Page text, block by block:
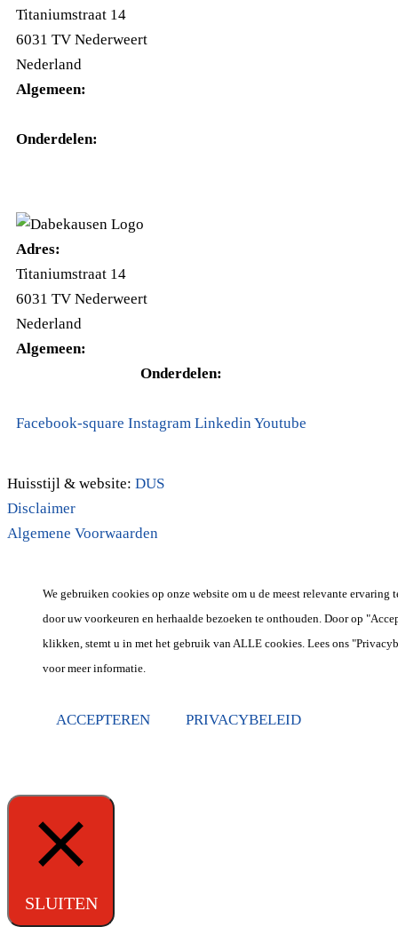
Titaniumstraat 14
6031 TV Nederweert
Nederland
Algemeen:
Onderdelen:
Adres:
Titaniumstraat 14
6031 TV Nederweert
Nederland
Algemeen:
Onderdelen:
Facebook-square Instagram Linkedin Youtube
Huisstijl & website: DUS
Disclaimer
Algemene Voorwaarden
We gebruiken cookies op onze website om u de meest relevante ervaring
door uw voorkeuren en herhaalde bezoeken te onthouden. Door op
klikken, stemt u in met het gebruik van ALLE cookies. Lees ons
voor meer informatie.
ACCEPTEREN PRIVACYBELEID
SLUITEN